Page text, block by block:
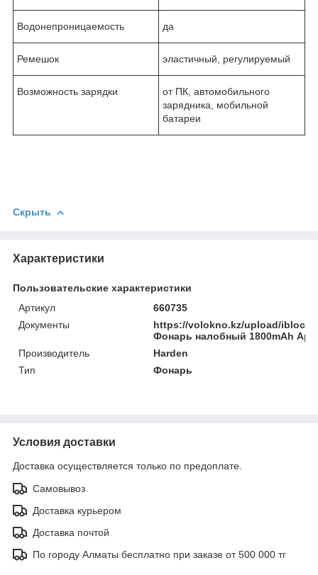
Водонепроницаемость да
Ремешок эластичный, регулируемый
Возможность зарядки
от ПК, автомобильного
зарядника, мобильной
батареи
Скрыть
Характеристики
Пользовательские характеристики
Артикул
660735
Документы
https://volokno.kz/upload/iblock/
Фонарь налобный 1800mAh
Производитель
Harden
Тип
Фонарь
Условия доставки
Доставка осуществляется только по предоплате.
Самовывоз
Доставка курьером
Доставка почтой
По городу Алматы бесплатно при заказе от 500 000 тг